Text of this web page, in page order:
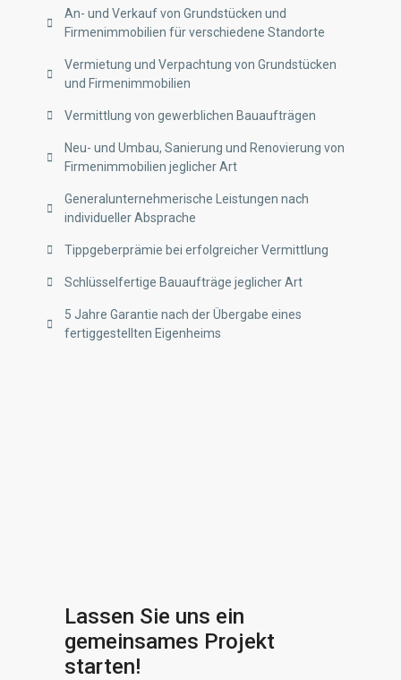
An- und Verkauf von Grundstücken und
Firmenimmobilien für verschiedene Standorte
Vermietung und Verpachtung von Grundstücken
und Firmenimmobilien
Vermittlung von gewerblichen Bauaufträgen
Neu- und Umbau, Sanierung und Renovierung von
Firmenimmobilien jeglicher Art
Generalunternehmerische Leistungen nach
individueller Absprache
Tippgeberprämie bei erfolgreicher Vermittlung
Schlüsselfertige Bauaufträge jeglicher Art
5 Jahre Garantie nach der Übergabe eines
fertiggestellten Eigenheims
Lassen Sie uns ein
gemeinsames Projekt
starten!